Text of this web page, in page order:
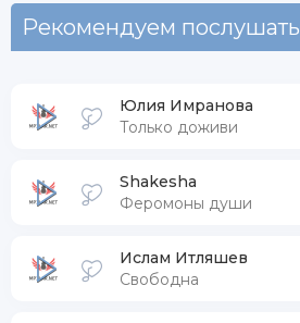
Рекомендуем послушать
Юлия Имранова
Только доживи
Shakesha
Феромоны души
Ислам Итляшев
Свободна